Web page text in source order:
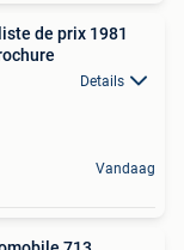
de prix 1981
Details
Vandaag